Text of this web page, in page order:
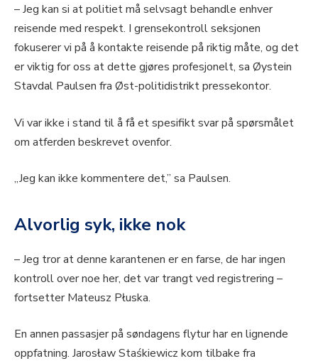
– Jeg kan si at politiet må selvsagt behandle enhver
reisende med respekt. I grensekontroll seksjonen
fokuserer vi på å kontakte reisende på riktig måte, og det
er viktig for oss at dette gjøres profesjonelt, sa Øystein
Stavdal Paulsen fra Øst-politidistrikt pressekontor.
Vi var ikke i stand til å få et spesifikt svar på spørsmålet
om atferden beskrevet ovenfor.
„Jeg kan ikke kommentere det,” sa Paulsen.
Alvorlig syk, ikke nok
– Jeg tror at denne karantenen er en farse, de har ingen
kontroll over noe her, det var trangt ved registrering –
fortsetter Mateusz Płuska.
En annen passasjer på søndagens flytur har en lignende
oppfatning. Jarosław Staśkiewicz kom tilbake fra